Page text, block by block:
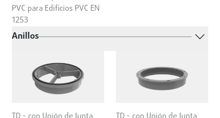
PVC para Edificios PVC EN
1253
Anillos